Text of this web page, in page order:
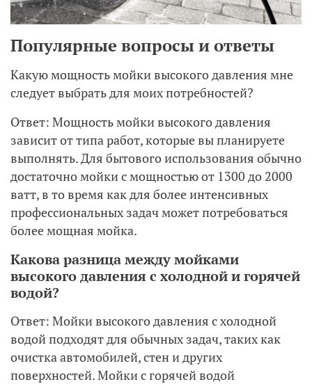
Популярные вопросы и ответы
Какую мощность мойки высокого давления мне
следует выбрать для моих потребностей?
Ответ: Мощность мойки высокого давления
зависит от типа работ, которые вы планируете
выполнять. Для бытового использования обычно
достаточно мойки с мощностью от 1300 до 2000
ватт, в то время как для более интенсивных
профессиональных задач может потребоваться
более мощная мойка.
Какова разница между мойками
высокого давления с холодной и горячей
водой?
Ответ: Мойки высокого давления с холодной
водой подходят для обычных задач, таких как
очистка автомобилей, стен и других
поверхностей. Мойки с горячей водой